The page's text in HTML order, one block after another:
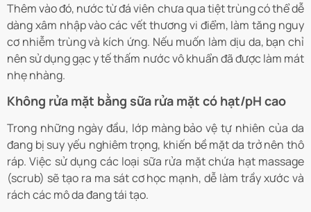
Thêm vào đó, nước từ đá viên chưa qua tiệt trùng có thể dễ
dàng xâm nhập vào các vết thương vi điểm, làm tăng nguy
cơ nhiễm trùng và kích ứng. Nếu muốn làm dịu da, bạn chỉ
nên sử dụng gạc y tế thấm nước vô khuẩn đã được làm mát
nhẹ nhàng.
Không rửa mặt bằng sữa rửa mặt có hạt/pH cao
Trong những ngày đầu, lớp màng bảo vệ tự nhiên của da
đang bị suy yếu nghiêm trọng, khiến bề mặt da trở nên thô
ráp. Việc sử dụng các loại sữa rửa mặt chứa hạt massage
(scrub) sẽ tạo ra ma sát cơ học mạnh, dễ làm trầy xước và
rách các mô da đang tái tạo.